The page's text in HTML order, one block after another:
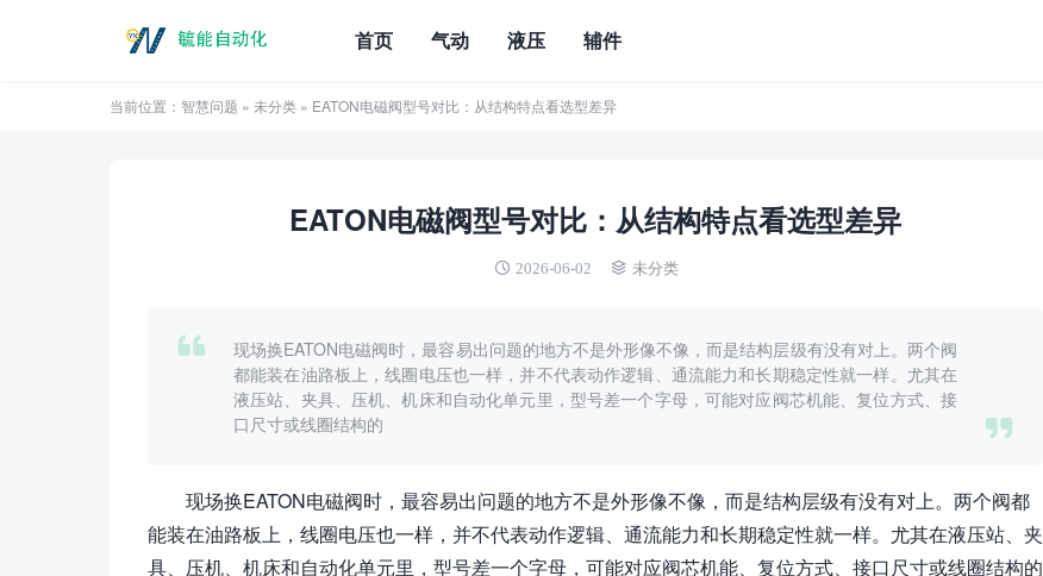
首页 气动 液压 辅件
当前位置： 智慧问题 » 未分类 » EATON电磁阀型号对比：从结构特点看选型差异
EATON电磁阀型号对比：从结构特点看选型差异
2026-06-02 未分类
现场换EATON电磁阀时，最容易出问题的地方不是外形像不像，而是结构层级有没有对上。两个阀
都能装在油路板上，线圈电压也一样，并不代表动作逻辑、通流能力和长期稳定性就一样。尤其在
液压站、夹具、压机、机床和自动化单元里，型号差一个字母，可能对应阀芯机能、复位方式、接
口尺寸或线圈结构的
现场换EATON电磁阀时，最容易出问题的地方不是外形像不像，而是结构层级有没有对上。两个阀都
能装在油路板上，线圈电压也一样，并不代表动作逻辑、通流能力和长期稳定性就一样。尤其在液压站、夹
具、压机、机床和自动化单元里，型号差一个字母，可能对应阀芯机能、复位方式、接口尺寸或线圈结构的